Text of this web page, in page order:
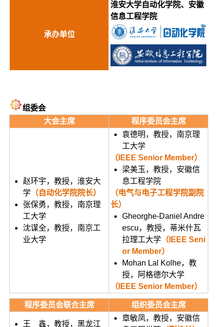
承办单位
淮安大学自动化学院、安徽
信息工程学院
组委会
大会主席
程序委员会主席
赵环宇，教授，淮安大
学（自动化学院院长）
张保勇，教授，南京理
工大学
沈谋全，教授，南京工
业大学
袁德明，教授，南京理
工大学
（IEEE Senior Member）
梁美玉，教授，安徽信
息工程学院
（电气与电子工程学院副院
长）
Gheorghe-Daniel Andre
escu，教授，蒂米什瓦
拉理工大学（IEEE Seni
or Member）
Mohan Lal Kolhe，教
授，阿格德尔大学
（IEEE Senior Member）
程序委员会联合主席 组织委员会主席
王 鑫，教授，黑龙江
章敏凤，教授，安徽信